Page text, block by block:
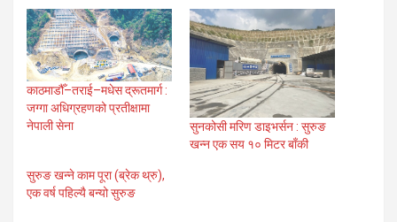
काठमाडौँ–तराई–मधेस द्रूतमार्ग :
जग्गा अधिग्रहणको प्रतीक्षामा
नेपाली सेना
सुनकोसी मरिण डाइभर्सन : सुरुङ
खन्न एक सय १० मिटर बाँकी
सुरुङ खन्ने काम पूरा (ब्रेक थ्रु),
एक वर्ष पहिल्यै बन्यो सुरुङ